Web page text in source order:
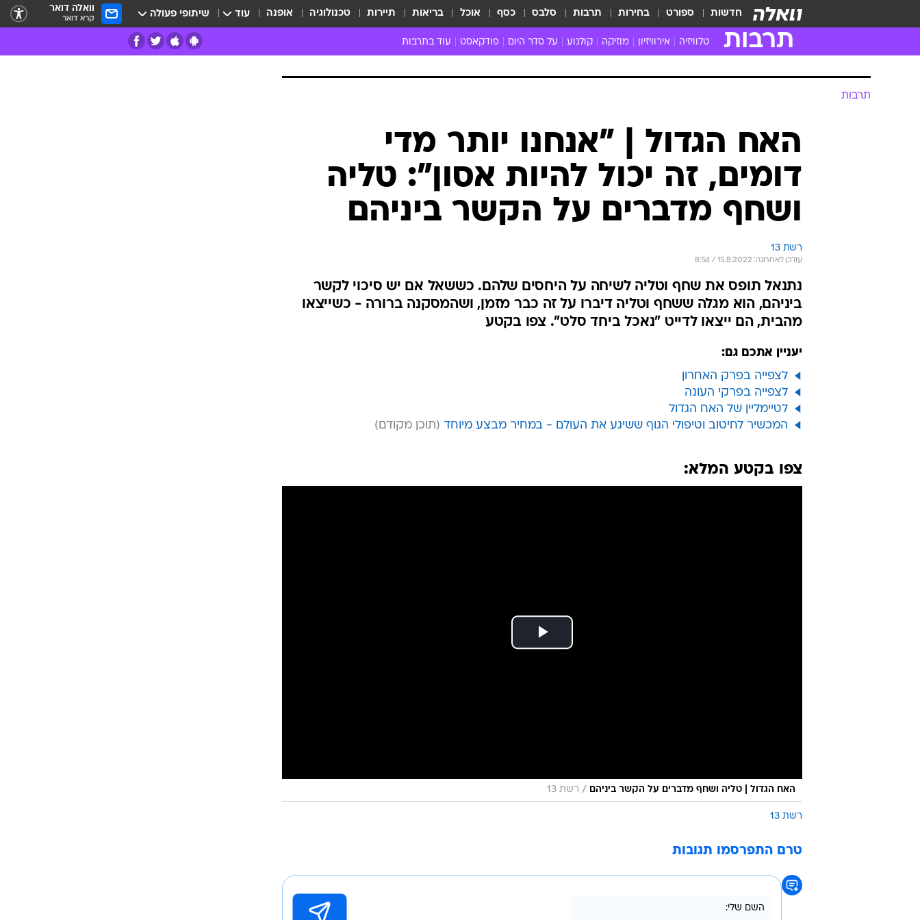
חדשות ספורט בחירות תרבות סלבס כסף אוכל בריאות תיירות טכנולוגיה אופנה עוד שיתופי פעולה וואלה דואר
קרא דואר
תרבות טלוויזיה
טלוויזיה ישראלית
טלוויזיה מחו"ל
סדרות מומלצות
האח הגדול
אירוויזיון מוזיקה
קשוב מאוד
קליפים וסינגלים
הופעות חיות
קולנוע על סדר היום פודקאסט עוד בתרבות
הופעות חיות
חמש המלצות - ואזהרה
כל הכתבות
תרבות
האח הגדול | "אנחנו יותר מדי
דומים, זה יכול להיות אסון": טליה
ושחף מדברים על הקשר ביניהם
רשת 13
עודכן לאחרונה: 15.8.2022 / 8:54
נתנאל תופס את שחף וטליה לשיחה על היחסים שלהם. כששאל אם יש סיכוי לקשר
ביניהם, הוא מגלה ששחף וטליה דיברו על זה כבר מזמן, ושהמסקנה ברורה - כשייצאו
מהבית, הם ייצאו לדייט "נאכל ביחד סלט". צפו בקטע
יעניין אתכם גם:
לצפייה בפרק האחרון
לצפייה בפרקי העונה
לטיימליין של האח הגדול
המכשיר לחיטוב וטיפולי הגוף ששיגע את העולם - במחיר מבצע מיוחד
צפו בקטע המלא:
האח הגדול | טליה ושחף מדברים על הקשר ביניהם / רשת 13
רשת 13
טרם התפרסמו תגובות